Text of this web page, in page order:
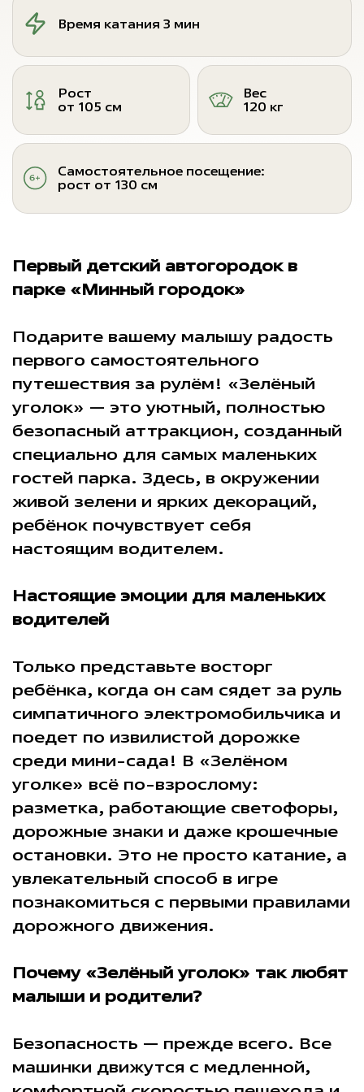
Первый детский автогородок в
парке «Минный городок»
Подарите вашему малышу радость
первого самостоятельного
путешествия за рулём! «Зелёный
уголок» — это уютный, полностью
безопасный аттракцион, созданный
специально для самых маленьких
гостей парка. Здесь, в окружении
живой зелени и ярких декораций,
ребёнок почувствует себя
настоящим водителем.
Настоящие эмоции для маленьких
водителей
Только представьте восторг
ребёнка, когда он сам сядет за руль
симпатичного электромобильчика и
поедет по извилистой дорожке
среди мини-сада! В «Зелёном
уголке» всё по-взрослому:
разметка, работающие светофоры,
дорожные знаки и даже крошечные
остановки. Это не просто катание, а
увлекательный способ в игре
познакомиться с первыми правилами
дорожного движения.
Почему «Зелёный уголок» так любят
малыши и родители?
Безопасность — прежде всего. Все
машинки движутся с медленной,
Время катания 3 мин
Рост
от 105 см
Вес
120 кг
Самостоятельное посещение:
рост от 130 см